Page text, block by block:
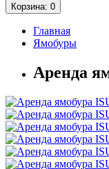
Корзина: 0
Главная
Ямобуры
Аренда